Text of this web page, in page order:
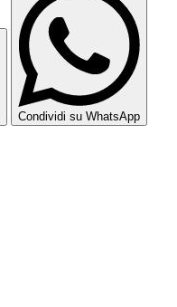
Condividi su WhatsApp